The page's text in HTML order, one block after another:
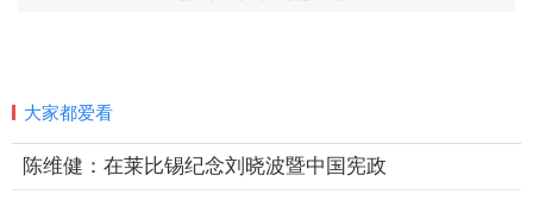
大家都爱看
陈维健：在莱比锡纪念刘晓波暨中国宪政